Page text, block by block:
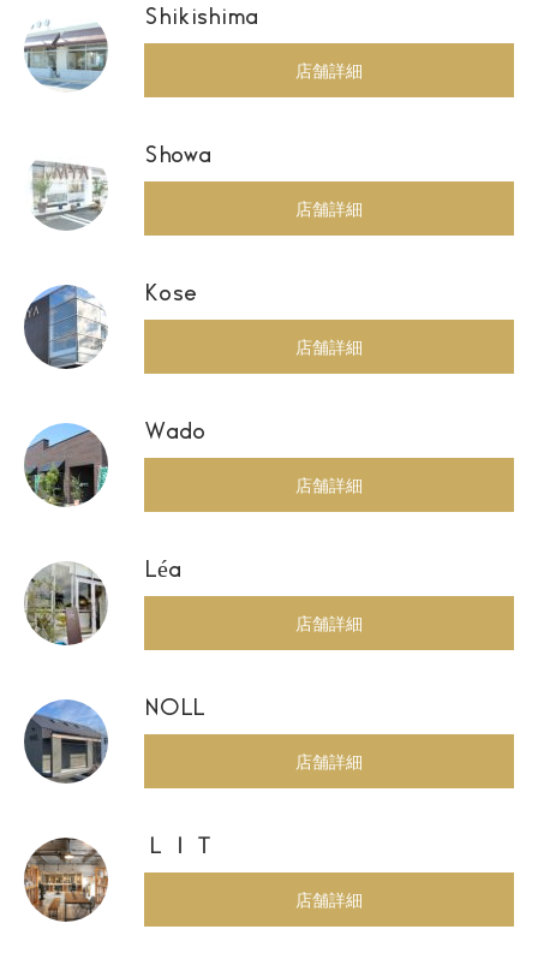
Shikishima
店舗詳細
Showa
店舗詳細
Kose
店舗詳細
Wado
店舗詳細
Léa
店舗詳細
NOLL
店舗詳細
ＬＩＴ
店舗詳細